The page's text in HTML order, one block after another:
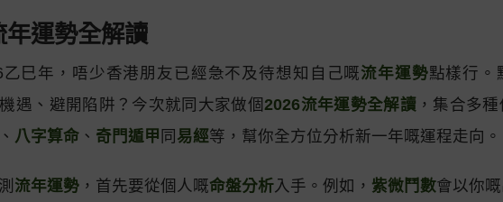
年運勢全解讀
乙巳年，唔少香港朋友已經急不及待想知自己嘅流年運勢點樣行。
機遇、避開陷阱？今次就同大家做個2026流年運勢全解讀 ，集合多
、 八字算命 、 奇門遁甲 同 易經等，幫你全方位分析新一年嘅運程走向。
流年運勢 ，首先要從個人嘅命盤分析入手。例如， 紫微鬥數會以你